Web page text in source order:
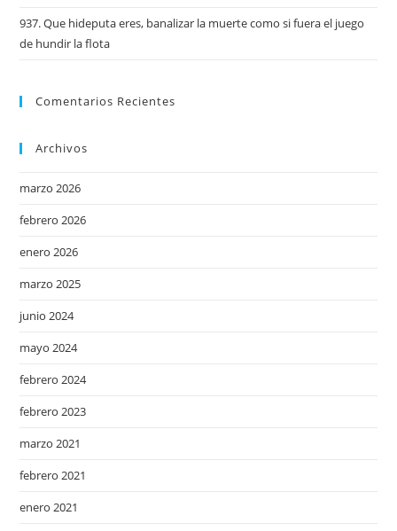
937. Que hideputa eres, banalizar la muerte como si fuera el juego
de hundir la flota
Comentarios Recientes
Archivos
marzo 2026
febrero 2026
enero 2026
marzo 2025
junio 2024
mayo 2024
febrero 2024
febrero 2023
marzo 2021
febrero 2021
enero 2021